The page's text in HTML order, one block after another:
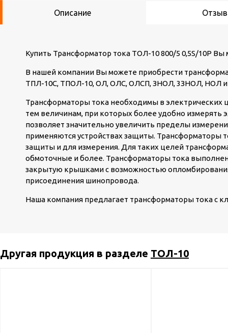
Описание
Купить Трансформатор тока ТОЛ-10 800/5 0,5S/10Р
В нашей компании Вы можете приобрести
ТПЛ-10С, ТПОЛ-10, ОЛ, ОЛС, ОЛСП, ЗНОЛ, 3ЗНОЛ, НОЛ и
Трансформаторы тока необходимы в электрических
тем величинам, при которых более удобно
позволяет значительно увеличить пределы
применяются устройствах защиты. Трансформаторы
защиты и для измерения. Для таких целей
обмоточные и более. Трансформаторы тока
закрытую крышками с возможностью
присоединения шинопровода.
Наша компания предлагает трансформаторы тока с
Другая продукция в разделе ТОЛ-10